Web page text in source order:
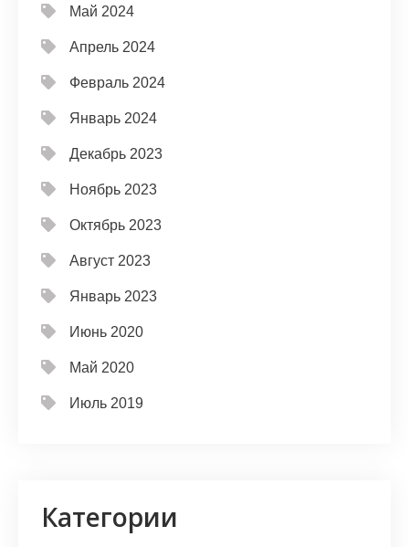
Май 2024
Апрель 2024
Февраль 2024
Январь 2024
Декабрь 2023
Ноябрь 2023
Октябрь 2023
Август 2023
Январь 2023
Июнь 2020
Май 2020
Июль 2019
Категории